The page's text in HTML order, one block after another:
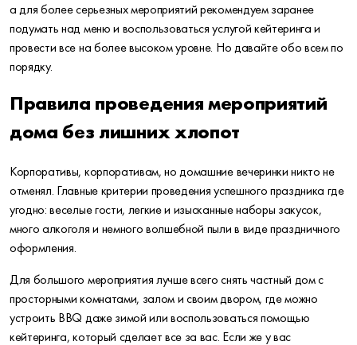
а для более серьезных мероприятий рекомендуем заранее
подумать над меню и воспользоваться услугой кейтеринга и
провести все на более высоком уровне. Но давайте обо всем по
порядку.
Правила проведения мероприятий
дома без лишних хлопот
Корпоративы, корпоративам, но домашние вечеринки никто не
отменял. Главные критерии проведения успешного праздника где
угодно: веселые гости, легкие и изысканные наборы закусок,
много алкоголя и немного волшебной пыли в виде праздничного
оформления.
Для большого мероприятия лучше всего снять частный дом с
просторными комнатами, залом и своим двором, где можно
устроить BBQ даже зимой или воспользоваться помощью
кейтеринга, который сделает все за вас. Если же у вас